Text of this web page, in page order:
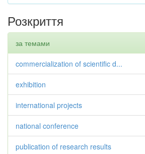
Розкриття
за темами
commercialization of scientific d...
exhibition
international projects
national conference
publication of research results